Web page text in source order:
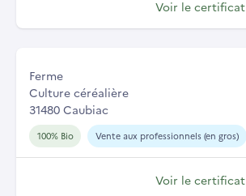
Voir le certificat
Ferme
Culture céréalière
31480 Caubiac
100% Bio Vente aux professionnels (en gros)
Voir le certificat